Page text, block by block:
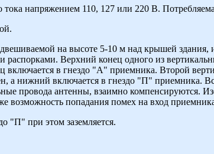
напряжением 110, 127 или 220 В.
на высоте 5-10 м над крышей здания,
Верхний конец одного из
включается в гнездо "А" приемника. Второй
а нижний включается в гнездо "П" приемника.
провода антенны, взаимно компенсируются.
возможность попадания помех на вход
"П" при этом заземляется.